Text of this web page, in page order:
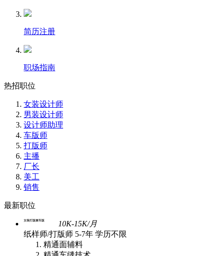
简历注册
职场指南
热招职位
女装设计师
男装设计师
设计师助理
车版师
打版师
主播
厂长
美工
销售
最新职位
女装打版兼车版
10K-15K/月
纸样师/打版师 5-7年 学历不限
精通面辅料